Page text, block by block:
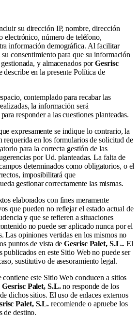
su dirección IP, nombre, dirección
electrónico, número de teléfono,
información demográfica. Al facilitar
su consentimiento para que su información
y almacenados porGesrisc
describe en la presente Política de
contemplado para recabar las
la información será
responder a las cuestiones planteadas.
expresamente se indique lo contrario, la
requerida en los formularios de solicitud de
para la correcta gestión de las
por Ud. planteadas. La falta de
determinados como obligatorios, o el
imposibilitará que
gestionar correctamente las mismas.
elaborados con fines meramente
que pueden no reflejar el estado actual de
y que se refieren a situaciones
no puede ser aplicado nunca por el
Las opiniones vertidas en los mismos no
puntos de vista deGesrisc Palet, S.L.. El
publicados en este Sitio Web no puede ser
sustitutivo de asesoramiento legal.
contiene este Sitio Web conducen a sitios
Gesrisc Palet, S.L.no responde de los
dichos sitios. El uso de enlaces externos
Palet, S.L.recomiende o apruebe los
de destino.